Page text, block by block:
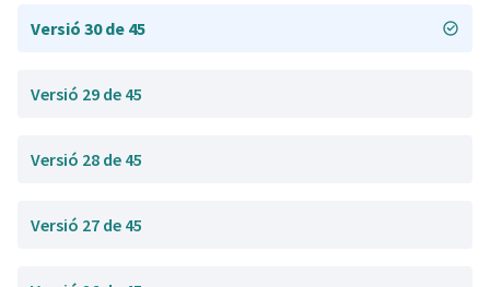
Versió 30 de 45
Versió 29 de 45
Versió 28 de 45
Versió 27 de 45